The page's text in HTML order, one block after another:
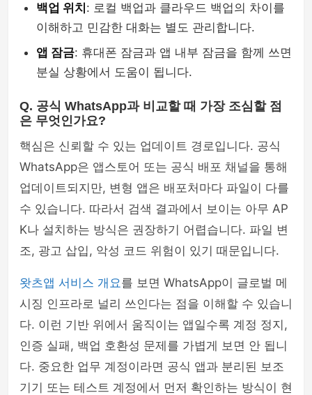
백업 위치 : 로컬 백업과 클라우드 백업의 차이를
이해하고 민감한 대화는 별도 관리합니다.
앱 잠금: 휴대폰 잠금과 앱 내부 잠금을 함께 쓰면
분실 상황에서 도움이 됩니다.
Q. 공식 WhatsApp과 비교할 때 가장 조심할 점
은 무엇인가요?
핵심은 신뢰할 수 있는 업데이트 경로입니다. 공식
WhatsApp은 앱스토어 또는 공식 배포 채널을 통해
업데이트되지만, 변형 앱은 배포처마다 파일이 다를
수 있습니다. 따라서 검색 결과에서 보이는 아무 AP
K나 설치하는 방식은 권장하기 어렵습니다. 파일 변
조, 광고 삽입, 악성 코드 위험이 있기 때문입니다.
왓츠앱 서비스 개요를 보면 WhatsApp이 글로벌 메
시징 인프라로 널리 쓰인다는 점을 이해할 수 있습니
다. 이런 기반 위에서 움직이는 앱일수록 계정 정지,
인증 실패, 백업 호환성 문제를 가볍게 보면 안 됩니
다. 중요한 업무 계정이라면 공식 앱과 분리된 보조
기기 또는 테스트 계정에서 먼저 확인하는 방식이 현